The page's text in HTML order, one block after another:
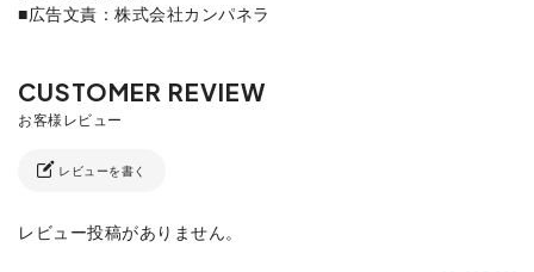
■広告文責：株式会社カンパネラ
レビューを書く
レビュー投稿がありません。